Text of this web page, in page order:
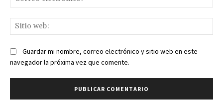
Guardar mi nombre, correo electrónico y sitio web en este
navegador la próxima vez que comente.